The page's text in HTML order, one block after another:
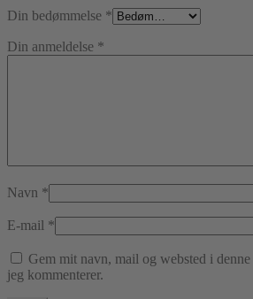
Din bedømmelse *
Din anmeldelse *
Navn *
E-mail *
Gem mit navn, mail og websted i
jeg kommenterer.